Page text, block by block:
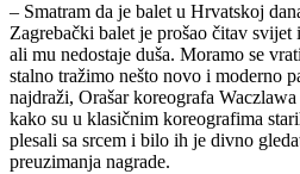
– Smatram da je balet u Hrvatskoj
Zagrebački balet je prošao čitav
ali mu nedostaje duša. Moramo se
stalno tražimo nešto novo i moderno
najdraži, Orašar koreografa
kako su u klasičnim koreografima
plesali sa srcem i bilo ih je divno
preuzimanja nagrade.